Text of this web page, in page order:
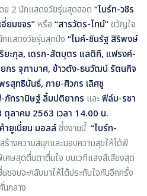
ย 2 นักแสดงวัยรุ่นสุดฮอต “ไบร์ท-วชิร
ยมขจร” หรือ “สารวัตร-ไทน์”ขวัญใจ
แสดงวัยรุ่นสุดปัง “ไมค์-ชินรัฐ สิริพงษ์
ะกุล, เดรก-สัตบุตร แลดิกี, แฟรงค์-
กร จุฑามาศ, ข้าวตัง-ธนวัฒน์ รัตนกิจ
สุทธินันธ์, กาย-ศิวกร เลิศชู
ทรานิษฐ์ ลิ้มปติยากร และฟิล์ม-รชา
ตุลาคม 2563 เวลา 14.00 น.
ายูเนี่ยน มอลล์ซึ่งงานนี้ “ไบร์ท-
างความสนุกและมอบความสุขให้ได้ฟิ
ศษสุดตื่นตาตื่นใจ บนเวทีแสงสีเสียงสุด
ชอบจะกลับมาให้ได้ประทับใจกันอีกครั้ง
นกลาง